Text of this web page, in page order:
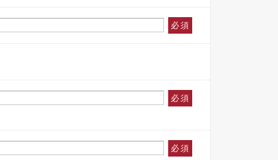
必須
必須
必須